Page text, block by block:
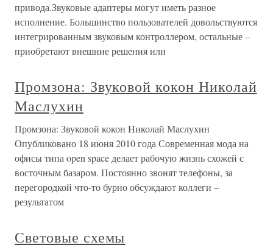
привода.Звуковые адаптеры могут иметь разное
исполнение. Большинство пользователей довольствуются
интегрированным звуковым контроллером, остальные –
приобретают внешние решения или
Промзона: Звуковой кокон Николай
Маслухин
Промзона: Звуковой кокон Николай Маслухин
Опубликовано 18 июня 2010 года Современная мода на
офисы типа open space делает рабочую жизнь схожей с
восточным базаром. Постоянно звонят телефоны, за
перегородкой что-то бурно обсуждают коллеги –
результатом
Световые схемы